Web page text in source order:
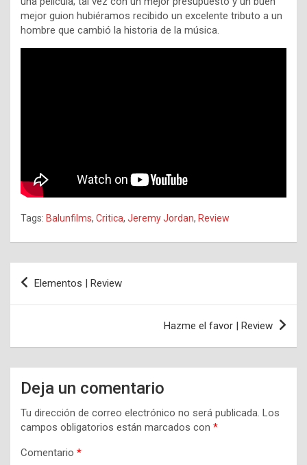
mejor guion hubiéramos recibido un excelente tributo a un
hombre que cambió la historia de la música.
Tags: Balunfilms, Critica, Jeremy Jordan, Review
Navegación
de
Elementos | Review
Hazme el favor | Review
Deja un comentario
Tu dirección de correo electrónico no será publicada. Los
campos obligatorios están marcados con *
Comentario *